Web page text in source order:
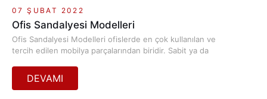
07 ŞUBAT 2022
Ofis Sandalyesi Modelleri
Ofis Sandalyesi Modelleri ofislerde en çok kullanılan ve
tercih edilen mobilya parçalarından biridir. Sabit ya da
bir şekilde tasarlanmış olan sandalye modellerinden yana
tercihinizi kullanabilirsiniz. Yalçınkaya Ofis tarafından oldukça